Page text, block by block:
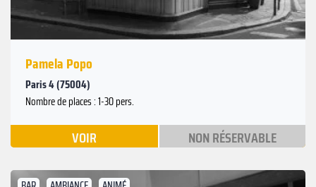
Pamela Popo
Paris 4 (75004)
Nombre de places : 1-30 pers.
VOIR NON RÉSERVABLE